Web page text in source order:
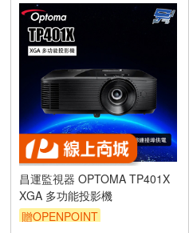
昌運監視器 OPTOMA TP401X
XGA 多功能投影機
贈OPENPOINT